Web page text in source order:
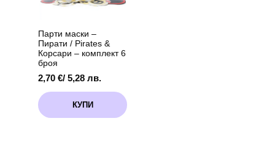
Парти маски –
Пирати / Pirates &
Корсари – комплект 6
броя
2,70 €/ 5,28 лв.
КУПИ